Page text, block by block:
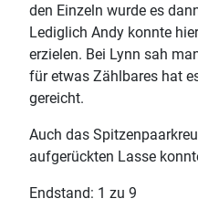
den Einzeln wurde es
Lediglich Andy konnte
erzielen. Bei Lynn sah
für etwas Zählbares hat
gereicht.
Auch das
aufgerückten Lasse
Endstand: 1 zu 9